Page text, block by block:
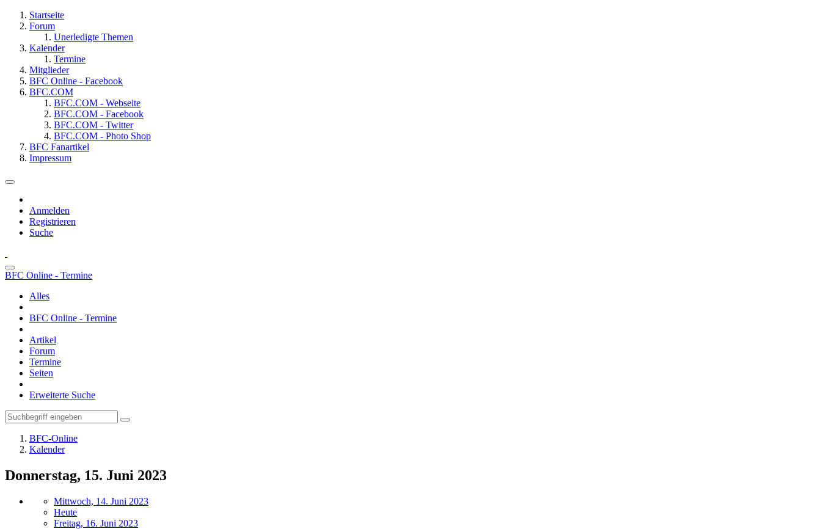
Startseite
Forum
Unerledigte Themen
Kalender
Termine
Mitglieder
BFC Online - Facebook
BFC.COM
BFC.COM - Webseite
BFC.COM - Facebook
BFC.COM - Twitter
BFC.COM - Photo Shop
BFC Fanartikel
Impressum
Anmelden
Registrieren
Suche
BFC Online - Termine
Alles
BFC Online - Termine
Artikel
Forum
Termine
Seiten
Erweiterte Suche
BFC-Online
Kalender
Donnerstag, 15. Juni 2023
Mittwoch, 14. Juni 2023
Heute
Freitag, 16. Juni 2023